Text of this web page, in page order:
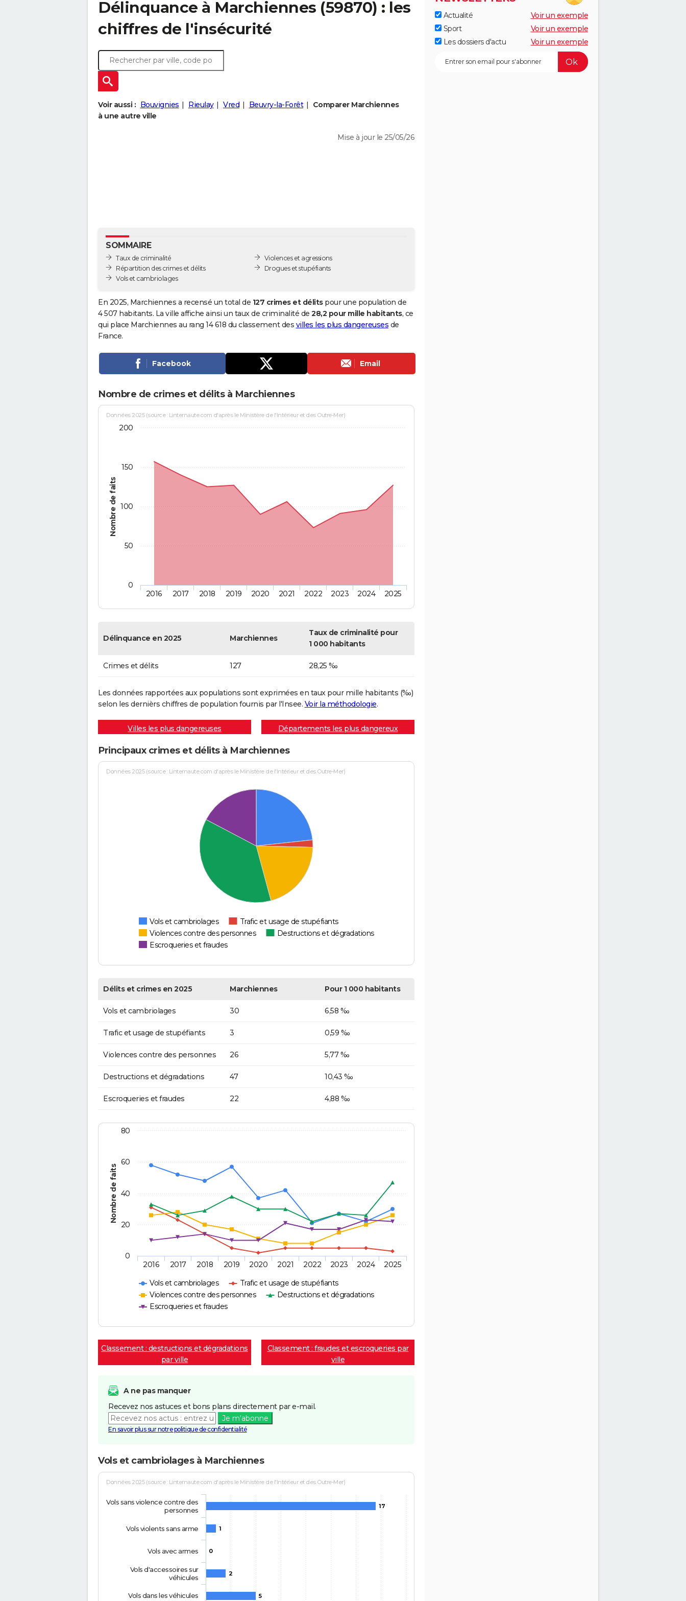
Délinquance à Marchiennes (59870) : les
chiffres de l'insécurité
Voir aussi : Bouvignies Rieulay Vred Beuvry-la-Forêt
Comparer Marchiennes
à une autre ville
Mise à jour le 25/05/26
SOMMAIRE
Taux de criminalité
Répartition des crimes et délits
Vols et cambriolages
Violences et agressions
Drogues et stupéfiants
En 2025, Marchiennes a recensé un total de 127 crimes et délitspour une population de
4 507 habitants. La ville affiche ainsi un taux de criminalité de 28,2 pour mille habitants, ce
qui place Marchiennes au rang 14 618 du classement des villes les plus dangereuses de
France.
Facebook Email
Nombre de crimes et délits à Marchiennes
Nombre de faits
Données 2025 (source : Linternaute.com d'après le Ministère de l'Intérieur et des Outre-Mer)
2016 2017 2018 2019 2020 2021 2022 2023 2024 2025
0
50
100
150
200
Délinquance en 2025 Marchiennes
Taux de criminalité pour
1 000 habitants
Crimes et délits 127 28,25 ‰
Les données rapportées aux populations sont exprimées en taux pour mille habitants (‰)
selon les dernièrs chiffres de population fournis par l'Insee. Voir la méthodologie.
Villes les plus dangereuses Départements les plus dangereux
Principaux crimes et délits à Marchiennes
Données 2025 (source : Linternaute.com d'après le Ministère de l'Intérieur et des Outre-Mer)
Vols et cambriolages
Trafic et usage de stupéfiants
Violences contre des personnes
Destructions et dégradations
Escroqueries et fraudes
Délits et crimes en 2025 Marchiennes Pour 1 000 habitants
Vols et cambriolages 30 6,58 ‰
Trafic et usage de stupéfiants 3 0,59 ‰
Violences contre des personnes 26 5,77 ‰
Destructions et dégradations 47 10,43 ‰
Escroqueries et fraudes 22 4,88 ‰
Nombre de faits
Vols et cambriolages
Trafic et usage de stupéfiants
Violences contre des personnes
Destructions et dégradations
Escroqueries et fraudes
2016 2017 2018 2019 2020 2021 2022 2023 2024 2025
0
20
40
60
80
Classement : destructions et dégradations
par ville
Classement : fraudes et escroqueries par
ville
A ne pas manquer
Recevez nos astuces et bons plans directement par e-mail.
Je m'abonne
En savoir plus sur notre politique de confidentialité
Vols et cambriolages à Marchiennes
Données 2025 (source : Linternaute.com d'après le Ministère de l'Intérieur et des Outre-Mer)
17
1
0
2
5
Vols sans violence contre des
personnes
Vols violents sans arme
Vols avec armes
Vols d'accessoires sur
véhicules
Vols dans les véhicules
Actualité
Voir un exemple
Sport
Voir un exemple
Les dossiers d'actu
Voir un exemple